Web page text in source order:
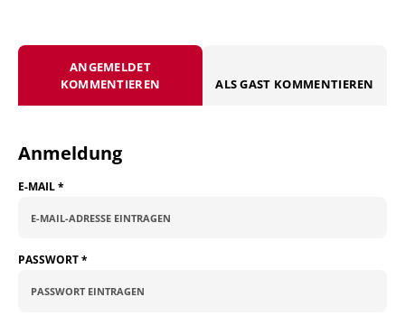
ANGEMELDET
KOMMENTIEREN
ALS GAST KOMMENTIEREN
Anmeldung
E-MAIL*
PASSWORT*